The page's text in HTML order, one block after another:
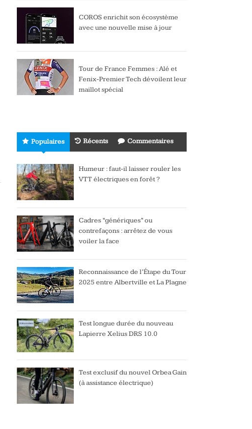
COROS enrichit son écosystème
avec une nouvelle mise à jour
Tour de France Femmes : Alé et
Fenix-Premier Tech dévoilent leur
maillot spécial
Populaires Récents Commentaires
Humeur : faut-il laisser rouler les
VTT électriques en forêt ?
Cadres “génériques” ou
contrefaçons : arrêtez de vous
voiler la face
Reconnaissance de l’Étape du Tour
2025 entre Albertville et La Plagne
Test longue durée du nouveau
Lapierre Xelius DRS 10.0
Test exclusif du nouvel Orbea Gain
(à assistance électrique)